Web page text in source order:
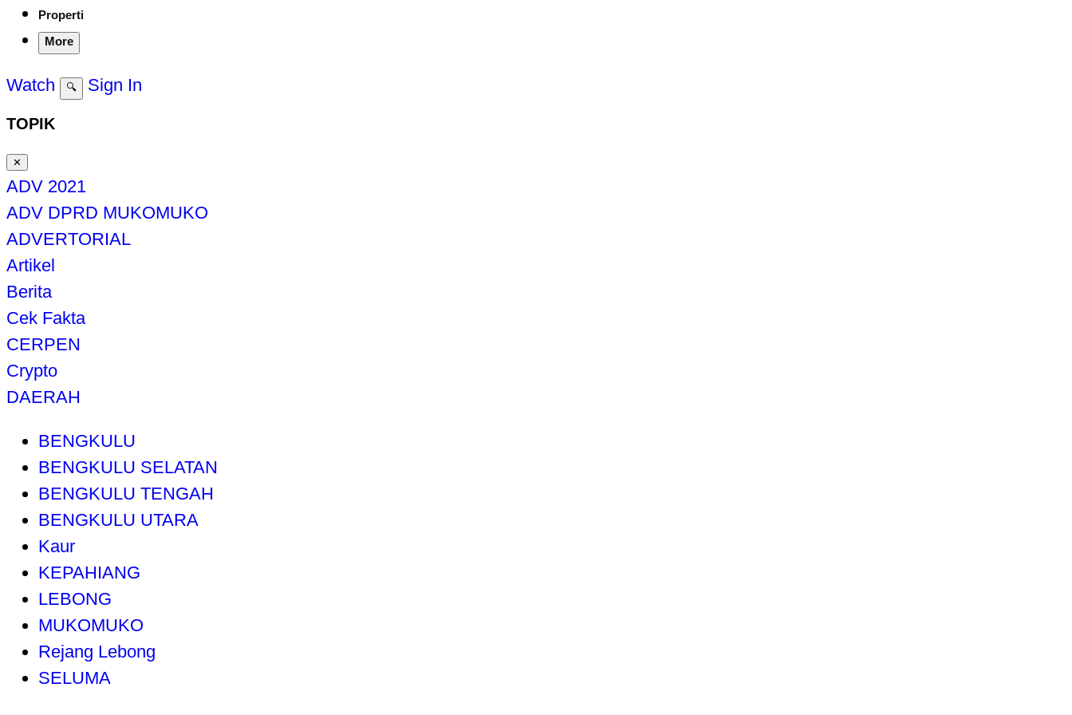
Properti
More
Watch 🔍 Sign In
TOPIK
✕
ADV 2021
ADV DPRD MUKOMUKO
ADVERTORIAL
Artikel
Berita
Cek Fakta
CERPEN
Crypto
DAERAH
BENGKULU
BENGKULU SELATAN
BENGKULU TENGAH
BENGKULU UTARA
Kaur
KEPAHIANG
LEBONG
MUKOMUKO
Rejang Lebong
SELUMA